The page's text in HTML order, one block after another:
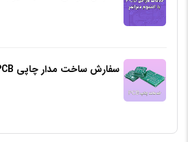
سفارش ساخت مدار چاپی PCB و تولید برد پی سی بی